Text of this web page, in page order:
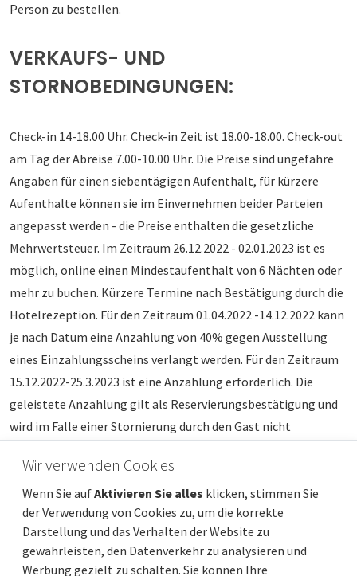
Person zu bestellen.
VERKAUFS- UND
STORNOBEDINGUNGEN:
Check-in 14-18.00 Uhr. Check-in Zeit ist 18.00-18.00. Check-out
am Tag der Abreise 7.00-10.00 Uhr. Die Preise sind ungefähre
Angaben für einen siebentägigen Aufenthalt, für kürzere
Aufenthalte können sie im Einvernehmen beider Parteien
angepasst werden - die Preise enthalten die gesetzliche
Mehrwertsteuer. Im Zeitraum 26.12.2022 - 02.01.2023 ist es
möglich, online einen Mindestaufenthalt von 6 Nächten oder
mehr zu buchen. Kürzere Termine nach Bestätigung durch die
Hotelrezeption. Für den Zeitraum 01.04.2022 -14.12.2022 kann
je nach Datum eine Anzahlung von 40% gegen Ausstellung
eines Einzahlungsscheins verlangt werden. Für den Zeitraum
15.12.2022-25.3.2023 ist eine Anzahlung erforderlich. Die
geleistete Anzahlung gilt als Reservierungsbestätigung und
wird im Falle einer Stornierung durch den Gast nicht
Wir freuen uns auf Ihren Besuch bei uns!
Wir verwenden Cookies
Wenn Sie aufAktivieren Sie alles klicken, stimmen Sie
der Verwendung von Cookies zu, um die korrekte
Darstellung und das Verhalten der Website zu
gewährleisten, den Datenverkehr zu analysieren und
Werbung gezielt zu schalten. Sie können Ihre